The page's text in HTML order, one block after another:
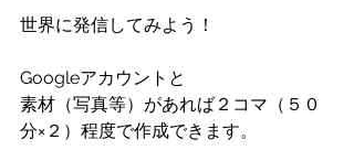
世界に発信してみよう！
Googleアカウントと
素材（写真等）があれば２コマ（５０
分×２）程度で作成できます。